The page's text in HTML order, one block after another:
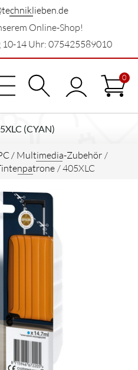
Online-Shop!
14 Uhr: 075425589010
0
(CYAN)
/ Multimedia-Zubehör /
/405XLC